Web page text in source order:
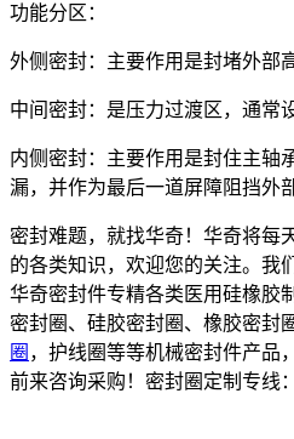
功能分区：
外侧密封：主要作用是封堵外部
中间密封：是压力过渡区，通常
内侧密封：主要作用是封住主轴
漏，并作为最后一道屏障阻挡外
密封难题，就找华奇！华奇将每
的各类知识，欢迎您的关注。我
华奇密封件专精各类医用硅橡胶
密封圈、硅胶密封圈、橡胶密封
圈 ，护线圈等等机械密封件产品
前来咨询采购！密封圈定制专线：